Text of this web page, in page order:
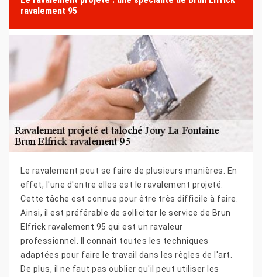
ravalement 95
Le ravalement peut se faire de plusieurs manières. En
effet, l'une d'entre elles est le ravalement projeté.
Cette tâche est connue pour être très difficile à faire.
Ainsi, il est préférable de solliciter le service de Brun
Elfrick ravalement 95 qui est un ravaleur
professionnel. Il connait toutes les techniques
adaptées pour faire le travail dans les règles de l'art.
De plus, il ne faut pas oublier qu'il peut utiliser les